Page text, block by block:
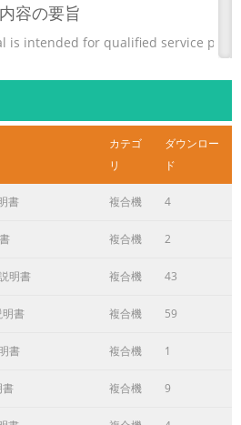
容の要旨
is intended for qualified service
of electric shock, fire or injury, do not
than that contained in the
qualified to do so. Refer all
! WARNUNG Die Anleitung ist nur
bestimmt. Alle Wartungsarbeiten
Fachpersonal ausgeführt
Schlages, F
容の要旨
2 (E)
Operating Environment
1 (E) 1-2. Power
カテゴ
リ
ダウンロー
ド
書 複合機 4
複合機 2
明書 複合機 43
明書 複合機 59
書 複合機 1
書 複合機 9